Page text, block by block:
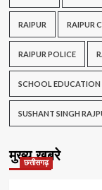
RAIPUR RAIPUR
RAIPUR POLICE
SCHOOL EDUCATION
SUSHANT SINGH
मुख्य खबरे
छत्तीसगढ़